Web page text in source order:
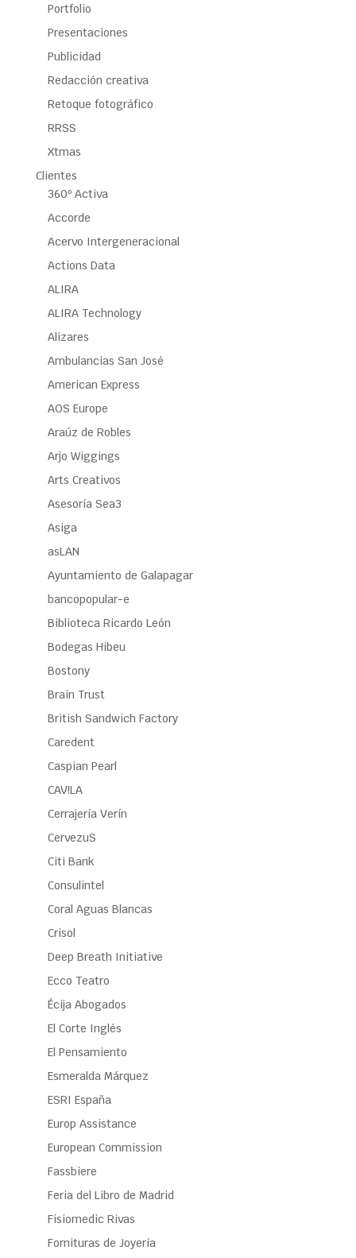
Portfolio
Presentaciones
Publicidad
Redacción creativa
Retoque fotográfico
RRSS
Xtmas
Clientes
360º Activa
Accorde
Acervo Intergeneracional
Actions Data
ALIRA
ALIRA Technology
Alizares
Ambulancias San José
American Express
AOS Europe
Araúz de Robles
Arjo Wiggings
Arts Creativos
Asesoría Sea3
Asiga
asLAN
Ayuntamiento de Galapagar
bancopopular-e
Biblioteca Ricardo León
Bodegas Hibeu
Bostony
Brain Trust
British Sandwich Factory
Caredent
Caspian Pearl
CAV!LA
Cerrajería Verín
CervezuS
Citi Bank
Consulintel
Coral Aguas Blancas
Crisol
Deep Breath Initiative
Ecco Teatro
Écija Abogados
El Corte Inglés
El Pensamiento
Esmeralda Márquez
ESRI España
Europ Assistance
European Commission
Fassbiere
Feria del Libro de Madrid
Fisiomedic Rivas
Fornituras de Joyería